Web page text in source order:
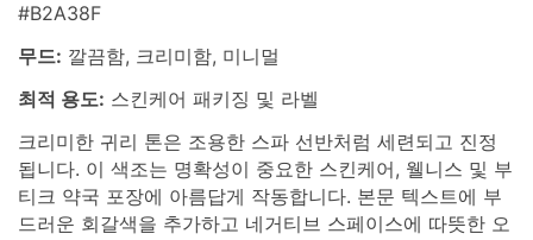
#B2A38F
무드: 깔끔함, 크리미함, 미니멀
최적 용도: 스킨케어 패키징 및 라벨
크리미한 귀리 톤은 조용한 스파 선반처럼 세련되고 진정
됩니다. 이 색조는 명확성이 중요한 스킨케어, 웰니스 및 부
티크 약국 포장에 아름답게 작동합니다. 본문 텍스트에 부
드러운 회갈색을 추가하고 네거티브 스페이스에 따뜻한 오